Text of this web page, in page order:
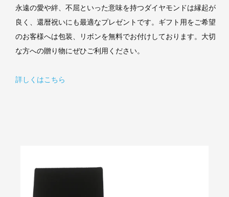
永遠の愛や絆、不屈といった意味を持つダイヤモンドは縁起が
良く、還暦祝いにも最適なプレゼントです。ギフト用をご希望
のお客様へは包装、リボンを無料でお付けしております。大切
な方への贈り物にぜひご利用ください。
詳しくはこちら